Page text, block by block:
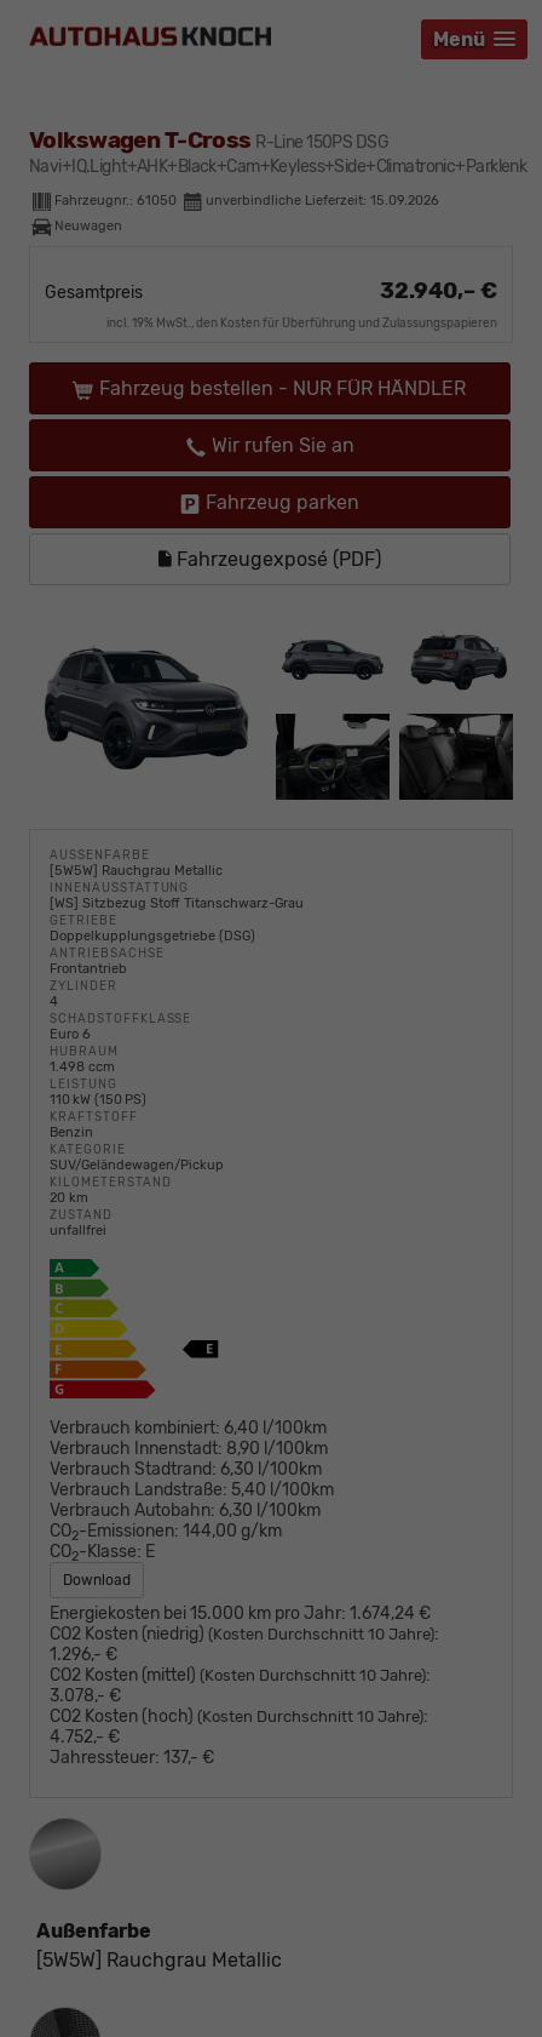
Menü
Menü
Menü
Volkswagen T-Cross R-Line 150PS DSG
Navi+IQ.Light+AHK+Black+Cam+Keyless+Side+Climatronic+Parklenk
Fahrzeugnr.: 61050 unverbindliche Lieferzeit: 15.09.2026
Neuwagen
Gesamtpreis 32.940,– €
incl. 19% MwSt., den Kosten für Überführung und Zulassungspapieren
Fahrzeug bestellen - NUR FÜR HÄNDLER
Wir rufen Sie an
Fahrzeug parken
Fahrzeugexposé (PDF)
AUSSENFARBE
[5W5W] Rauchgrau Metallic
INNENAUSSTATTUNG
[WS] Sitzbezug Stoff Titanschwarz-Grau
GETRIEBE
Doppelkupplungsgetriebe (DSG)
ANTRIEBSACHSE
Frontantrieb
ZYLINDER
4
SCHADSTOFFKLASSE
Euro 6
HUBRAUM
1.498 ccm
LEISTUNG
110 kW (150 PS)
KRAFTSTOFF
Benzin
KATEGORIE
SUV/Geländewagen/Pickup
KILOMETERSTAND
20 km
ZUSTAND
unfallfrei
Verbrauch kombiniert: 6,40 l/100km
Verbrauch Innenstadt: 8,90 l/100km
Verbrauch Stadtrand: 6,30 l/100km
Verbrauch Landstraße: 5,40 l/100km
Verbrauch Autobahn: 6,30 l/100km
CO2-Emissionen: 144,00 g/km
CO2-Klasse: E
Download
Energiekosten bei 15.000 km pro Jahr: 1.674,24 €
CO2 Kosten (niedrig) (Kosten Durchschnitt 10 Jahre):
1.296,- €
CO2 Kosten (mittel) (Kosten Durchschnitt 10 Jahre):
3.078,- €
CO2 Kosten (hoch) (Kosten Durchschnitt 10 Jahre):
4.752,- €
Jahressteuer: 137,- €
Außenfarbe
[5W5W] Rauchgrau Metallic
Innenausstattung